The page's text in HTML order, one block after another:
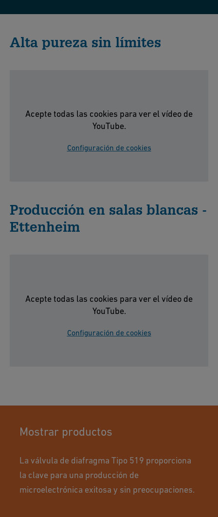
Alta pureza sin límites
Acepte todas las cookies para ver el vídeo de
YouTube.
Configuración de cookies
Producción en salas blancas -
Ettenheim
Acepte todas las cookies para ver el vídeo de
YouTube.
Configuración de cookies
Mostrar productos
La válvula de diafragma Tipo 519 proporciona
la clave para una producción de
microelectrónica exitosa y sin preocupaciones.